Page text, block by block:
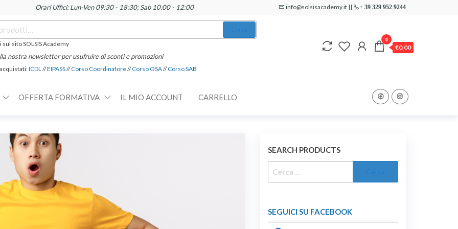
Orari Uffici: Lun-Ven 09:30 - 18:30; Sab 10:00 - 12:00 info@solsisacademy.it || + 39 329 952 9244
sito SOLSIS Academy
nostra newsletter per usufruire di sconti e promozioni
ICDL//EIPASS//Corso Coordinatore//Corso OSA//Corso SAB
0
€0.00
OFFERTA FORMATIVA IL MIO ACCOUNT CARRELLO
SEARCH PRODUCTS
SEGUICI SU FACEBOOK